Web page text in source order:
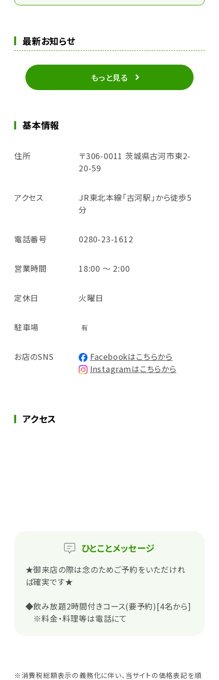
最新お知らせ
もっと見る
基本情報
住所
〒306-0011 茨城県古河市東2-
20-59
アクセス
JR東北本線「古河駅」から徒歩5
分
電話番号 0280-23-1612
営業時間 18:00 ～ 2:00
定休日 火曜日
駐車場 有
お店のSNS
Facebookはこちらから
Instagramはこちらから
アクセス
ひとことメッセージ
★御来店の際は念のためご予約をいただけれ
ば確実です★
◆飲み放題2時間付きコース(要予約)[4名から]
※料金・料理等は電話にて
※消費税総額表示の義務化に伴い、当サイトの価格表記を順